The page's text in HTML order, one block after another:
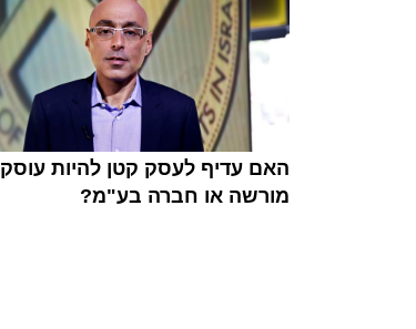
האם עדיף לעסק קטן להיות עוסק
מורשה או חברה בע"מ?